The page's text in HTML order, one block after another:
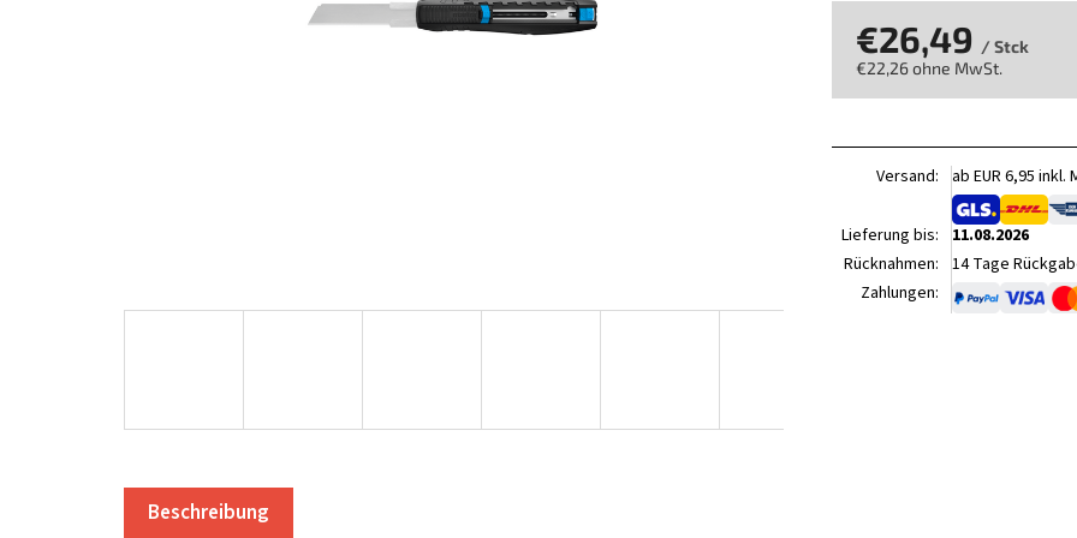
€26,49 / Stck
€22,26 ohne MwSt.
Versand: ab EUR 6,95 inkl.
Lieferung bis:
11.08.2026
Rücknahmen: 14 Tage
Zahlungen:
Beschreibung